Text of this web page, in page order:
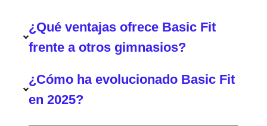
¿Qué ventajas ofrece Basic Fit
frente a otros gimnasios?
¿Cómo ha evolucionado Basic Fit
en 2025?